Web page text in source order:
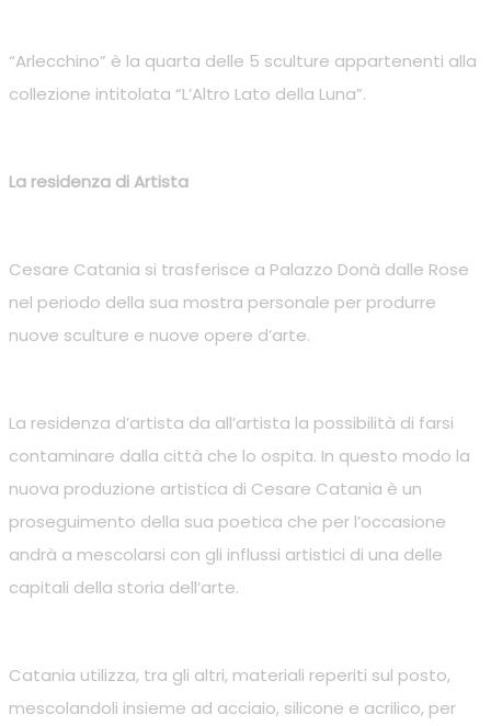
“Arlecchino” è la quarta delle 5 sculture appartenenti alla
collezione intitolata “L’Altro Lato della Luna”.
La residenza di Artista
Cesare Catania si trasferisce a Palazzo Donà dalle Rose
nel periodo della sua mostra personale per produrre
nuove sculture e nuove opere d’arte.
La residenza d’artista da all’artista la possibilità di farsi
contaminare dalla città che lo ospita. In questo modo la
nuova produzione artistica di Cesare Catania è un
proseguimento della sua poetica che per l’occasione
andrà a mescolarsi con gli influssi artistici di una delle
capitali della storia dell’arte.
Catania utilizza, tra gli altri, materiali reperiti sul posto,
mescolandoli insieme ad acciaio, silicone e acrilico, per